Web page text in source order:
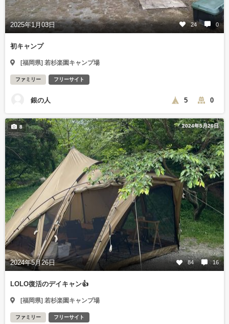
2025年1月03日 24 0
初キャンプ
[福岡県] 若杉楽園キャンプ場
ファミリー フリーサイト
銀の人 5 0
2024年5月26日
2024年5月26日 84 16
8
LOLO復活のデイキャン👍
[福岡県] 若杉楽園キャンプ場
ファミリー フリーサイト